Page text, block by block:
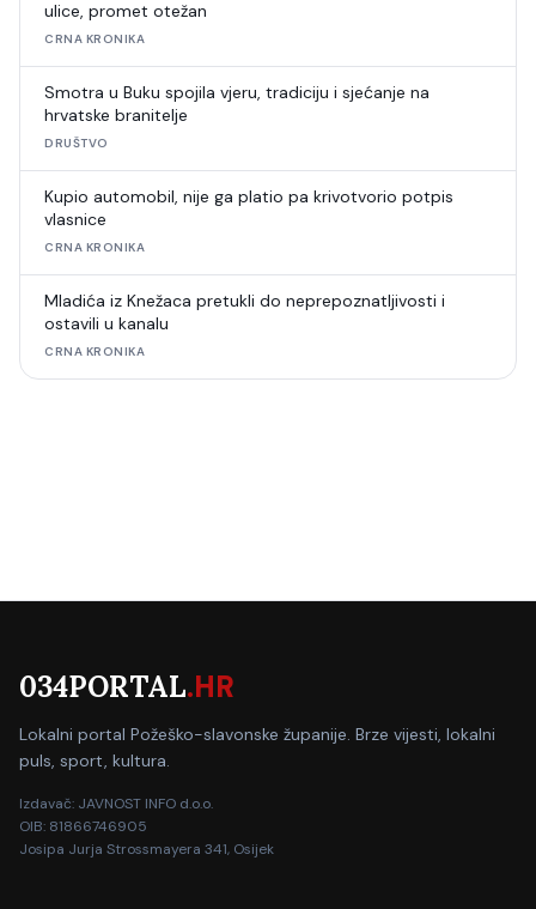
ulice, promet otežan
CRNA KRONIKA
Smotra u Buku spojila vjeru, tradiciju i sjećanje na
hrvatske branitelje
DRUŠTVO
Kupio automobil, nije ga platio pa krivotvorio potpis
vlasnice
CRNA KRONIKA
Mladića iz Knežaca pretukli do neprepoznatljivosti i
ostavili u kanalu
CRNA KRONIKA
034PORTAL.HR
Lokalni portal Požeško-slavonske županije. Brze vijesti, lokalni
puls, sport, kultura.
Izdavač: JAVNOST INFO d.o.o.
OIB: 81866746905
Josipa Jurja Strossmayera 341, Osijek